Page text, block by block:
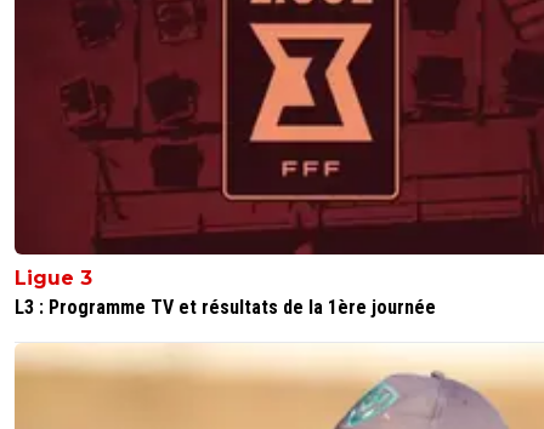
Ligue 3
L3 : Programme TV et résultats de la 1ère journée